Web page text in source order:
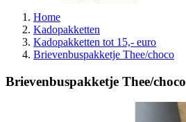
Home
Kadopakketten
Kadopakketten tot 15,- euro
Brievenbuspakketje Thee/choco
Brievenbuspakketje Thee/choco